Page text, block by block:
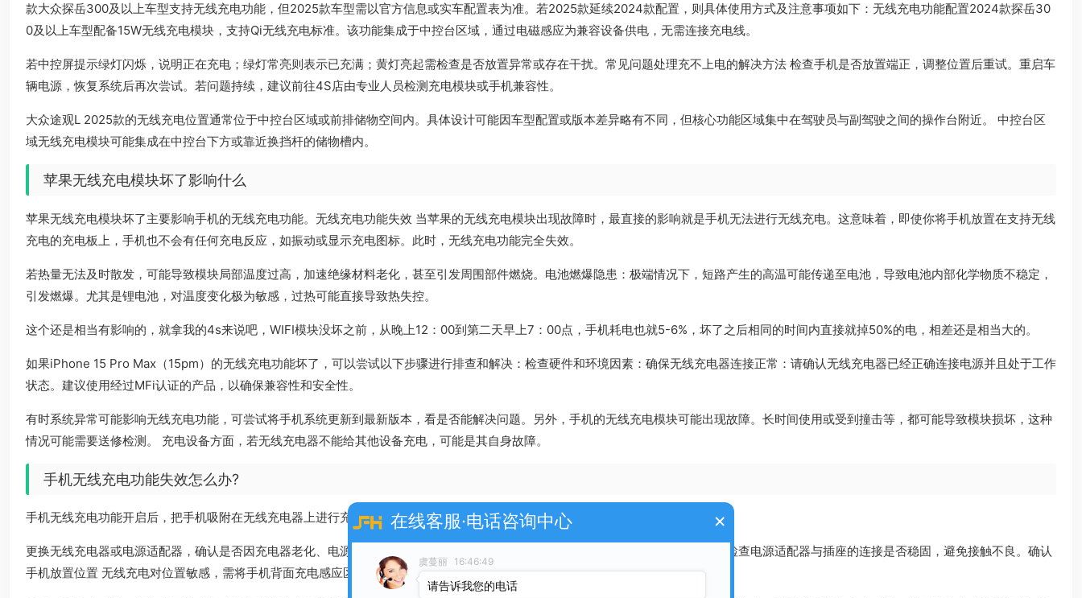
款大众探岳300及以上车型支持无线充电功能，但2025款车型需以官方信息或实车配置表为准。若2025款延续2024款配置，则具体使用方式及注意事项如下：无线充电功能配置2024款探岳30
0及以上车型配备15W无线充电模块，支持Qi无线充电标准。该功能集成于中控台区域，通过电磁感应为兼容设备供电，无需连接充电线。
若中控屏提示绿灯闪烁，说明正在充电；绿灯常亮则表示已充满；黄灯亮起需检查是否放置异常或存在干扰。常见问题处理充不上电的解决方法 检查手机是否放置端正，调整位置后重试。重启车
辆电源，恢复系统后再次尝试。若问题持续，建议前往4S店由专业人员检测充电模块或手机兼容性。
大众途观L 2025款的无线充电位置通常位于中控台区域或前排储物空间内。具体设计可能因车型配置或版本差异略有不同，但核心功能区域集中在驾驶员与副驾驶之间的操作台附近。 中控台区
域无线充电模块可能集成在中控台下方或靠近换挡杆的储物槽内。
苹果无线充电模块坏了影响什么
苹果无线充电模块坏了主要影响手机的无线充电功能。无线充电功能失效 当苹果的无线充电模块出现故障时，最直接的影响就是手机无法进行无线充电。这意味着，即使你将手机放置在支持无线
充电的充电板上，手机也不会有任何充电反应，如振动或显示充电图标。此时，无线充电功能完全失效。
若热量无法及时散发，可能导致模块局部温度过高，加速绝缘材料老化，甚至引发周围部件燃烧。电池燃爆隐患：极端情况下，短路产生的高温可能传递至电池，导致电池内部化学物质不稳定，
引发燃爆。尤其是锂电池，对温度变化极为敏感，过热可能直接导致热失控。
这个还是相当有影响的，就拿我的4s来说吧，WIFI模块没坏之前，从晚上12：00到第二天早上7：00点，手机耗电也就5-6%，坏了之后相同的时间内直接就掉50%的电，相差还是相当大的。
如果iPhone 15 Pro Max（15pm）的无线充电功能坏了，可以尝试以下步骤进行排查和解决：检查硬件和环境因素：确保无线充电器连接正常：请确认无线充电器已经正确连接电源并且处于工作
状态。建议使用经过MFi认证的产品，以确保兼容性和安全性。
有时系统异常可能影响无线充电功能，可尝试将手机系统更新到最新版本，看是否能解决问题。另外，手机的无线充电模块可能出现故障。长时间使用或受到撞击等，都可能导致模块损坏，这种
情况可能需要送修检测。 充电设备方面，若无线充电器不能给其他设备充电，可能是其自身故障。
手机无线充电功能失效怎么办?
手机无线充电功能开启后，把手机吸附在无线充电器上进行充电就可以了。
更换无线充电器或电源适配器，确认是否因充电器老化、电源适配器损坏导致供电不足。即使无线充电器不依赖线缆传输电力，仍需检查电源适配器与插座的连接是否稳固，避免接触不良。确认
手机放置位置 无线充电对位置敏感，需将手机背面充电感应区域与充电板中心严格对齐。
在线客服·电话咨询中心 ×
虞蔓丽 16:46:49
请告诉我您的电话